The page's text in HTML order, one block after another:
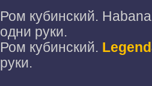
Ром кубинский.
одни руки.
Ром кубинский.
руки.